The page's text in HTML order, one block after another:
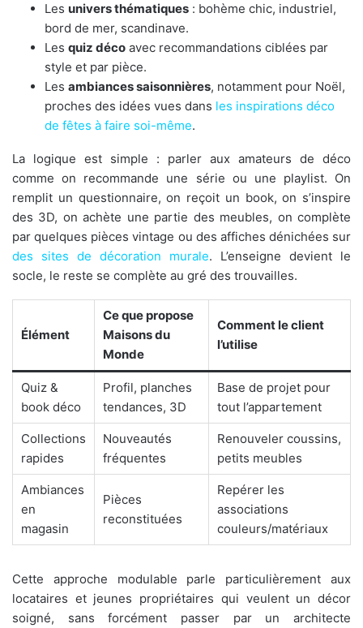
Les univers thématiques : bohème chic, industriel,
bord de mer, scandinave.
Les quiz déco avec recommandations ciblées par
style et par pièce.
Les ambiances saisonnières, notamment pour Noël,
proches des idées vues dans les inspirations déco
de fêtes à faire soi-même.
La logique est simple : parler aux amateurs de déco
comme on recommande une série ou une playlist. On
remplit un questionnaire, on reçoit un book, on s’inspire
des 3D, on achète une partie des meubles, on complète
par quelques pièces vintage ou des affiches dénichées sur
des sites de décoration murale. L’enseigne devient le
socle, le reste se complète au gré des trouvailles.
Élément
Ce que propose
Maisons du
Monde
Comment le client
l’utilise
Quiz &
book déco
Profil, planches
tendances, 3D
Base de projet pour
tout l’appartement
Collections
rapides
Nouveautés
fréquentes
Renouveler coussins,
petits meubles
Ambiances
en
magasin
Pièces
reconstituées
Repérer les
associations
couleurs/matériaux
Cette approche modulable parle particulièrement aux
locataires et jeunes propriétaires qui veulent un décor
soigné, sans forcément passer par un architecte